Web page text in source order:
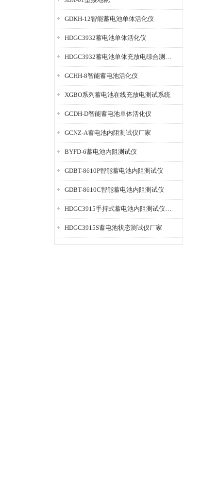
GDKH-12智能蓄电池单体活化仪
HDGC3932蓄电池单体活化仪
HDGC3932蓄电池单体充放电综合测试仪
GCHH-8智能蓄电池活化仪
XGBO系列蓄电池在线充放电测试系统
GCDH-D智能蓄电池单体活化仪
GCNZ-A蓄电池内阻测试仪厂家
BYFD-6蓄电池内阻测试仪
GDBT-8610P智能蓄电池内阻测试仪
GDBT-8610C智能蓄电池内阻测试仪
HDGC3915手持式蓄电池内阻测试仪厂家
HDGC3915S蓄电池状态测试仪厂家